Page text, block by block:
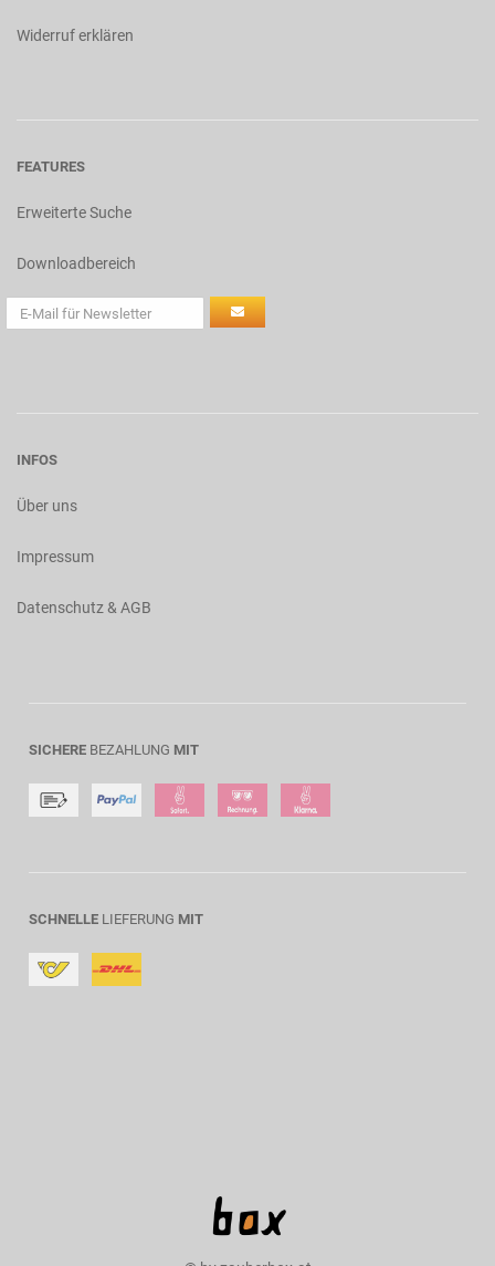
Widerruf erklären
FEATURES
Erweiterte Suche
Downloadbereich
INFOS
Über uns
Impressum
Datenschutz & AGB
SICHERE BEZAHLUNG MIT
SCHNELLE LIEFERUNG MIT